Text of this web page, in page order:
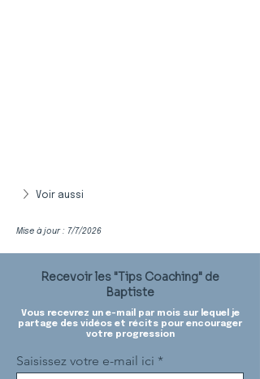
Voir aussi
Mise à jour : 7/7/2026
Recevoir les "Tips Coaching" de
Baptiste
Vous recevrez un e-mail par mois sur lequel je
partage des vidéos et récits pour encourager
votre progression
Saisissez votre e-mail ici